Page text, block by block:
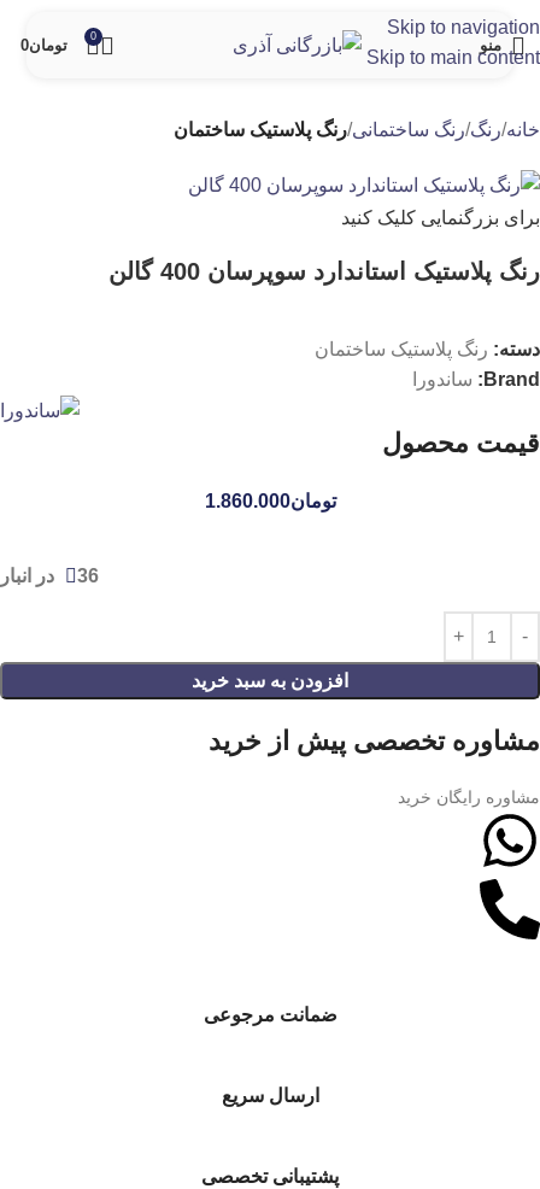
Skip to navigation
Skip to main content
منو
0
تومان0
خانه رنگ رنگ ساختمانی رنگ پلاستیک ساختمان
برای بزرگنمایی کلیک کنید
رنگ پلاستیک استاندارد سوپرسان 400 گالن
دسته: رنگ پلاستیک ساختمان
Brand:
ساندورا
قیمت محصول
تومان1.860.000
36 در انبار
افزودن به سبد خرید
مشاوره تخصصی پیش از خرید
مشاوره رایگان خرید
ضمانت مرجوعی
ارسال سریع
پشتیبانی تخصصی